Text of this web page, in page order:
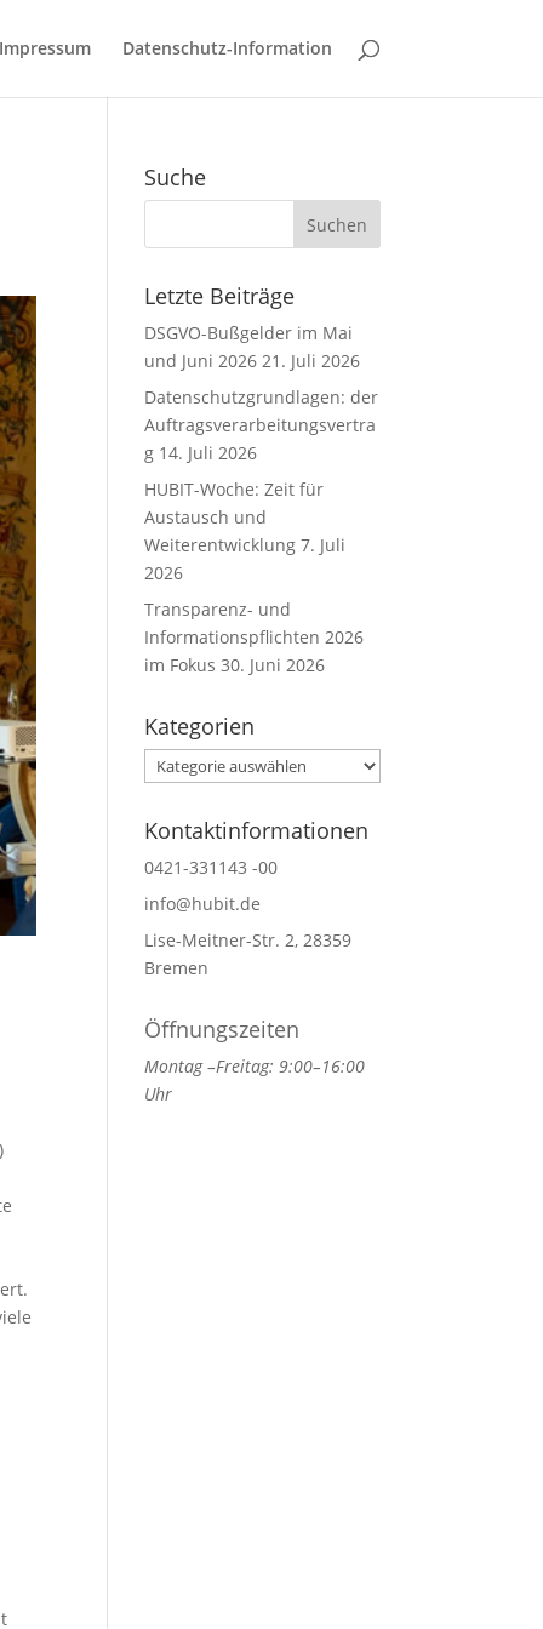
Datenschutz-Information
Suche
Letzte Beiträge
DSGVO-Bußgelder im Mai
und Juni 2026 21. Juli 2026
Datenschutzgrundlagen: der
Auftragsverarbeitungsvertra
g 14. Juli 2026
HUBIT-Woche: Zeit für
Austausch und
Weiterentwicklung 7. Juli
2026
Transparenz- und
Informationspflichten 2026
im Fokus 30. Juni 2026
Kategorien
Kategorien
Kontaktinformationen
0421-331143 -00
info@hubit.de
Lise-Meitner-Str. 2, 28359
Bremen
Öffnungszeiten
Montag –Freitag: 9:00–16:00
Uhr